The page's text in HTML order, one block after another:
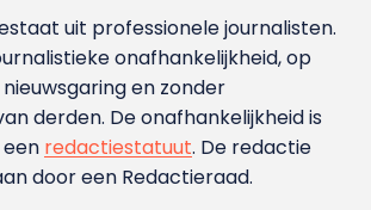
uit professionele journalisten.
onafhankelijkheid, op
en zonder
derden. De onafhankelijkheid is
redactiestatuut. De redactie
door een Redactieraad.